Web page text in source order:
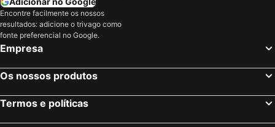
Encontre facilmente os nossos
resultados: adicione o trivago como
fonte preferencial no Google.
Empresa
Os nossos produtos
Termos e políticas